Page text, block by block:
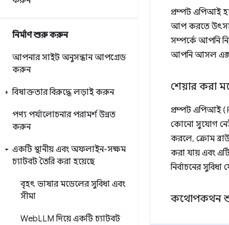
নির্মাণ শুরু করুন
আপনার সাইট অনুসন্ধান আপগ্রেড
করুন
বিষাক্ততার বিরুদ্ধে লড়াই করুন
পণ্য পর্যালোচনার পরামর্শ উন্নত
করুন
একটি স্থানীয় এবং অফলাইন-সক্ষম
চ্যাটবট তৈরি করা হয়েছে
বৃহৎ ভাষার মডেলের সুবিধা এবং
সীমা
WebLLM দিয়ে একটি চ্যাটবট
প্রম্পট এপিআই
আপ করতে
সম্পর্কে আপনি
আপনি আসল
শেয়ার করা
প্রম্পট এপিআই
কোনো সুযোগ
করলে, ক্রোম
করা যায় এবং
নির্বাচনের
কথোপকথন